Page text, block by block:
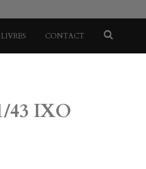
LIVRES CONTACT
43 IXO